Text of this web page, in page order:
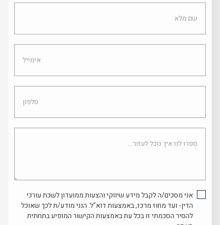
שם
מלא
אימייל
טלפון
ספרו
לנו
אני מסכים/ה לקבל מידע שיווקי והצעות ממועדון לשכת עורכי
הדין- ועד מחוז מרכז, באמצעות דוא"ל. הנני מודע/ת לכך שאוכל
להסיר הסכמתי זו בכל עת באמצעות הקישור המופיע בתחתית